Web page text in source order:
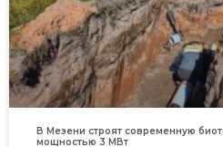
В Мезени строят современную
мощностью 3 МВт